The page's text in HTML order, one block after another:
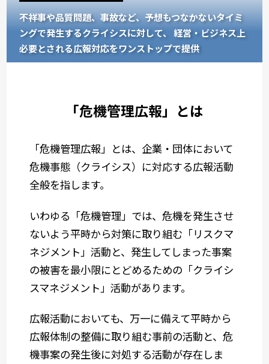
ー
ア
ル
不祥事や品質問題、事故など、予想もつなかないタイミ
ングで発生するクライシスに対して、 経営・ビジネス上
必要とされる広報対応をワンストップで提供
「危機管理広報」とは
「危機管理広報」とは、企業・団体において
危機事態（クライシス）に対応する広報活動
全般を指します。
いわゆる「危機管理」では、危機を発生させ
ないよう平時から対策に取り組む「リスクマ
ネジメント」活動と、発生してしまった事案
の被害を最小限にとどめるための「クライシ
スマネジメント」活動があります。
広報活動においても、万一に備えて平時から
広報体制の整備に取り組む事前の活動と、危
機事案の発生後に対処する活動が存在しま